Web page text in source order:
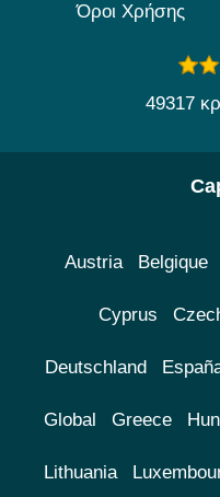
Όροι Χρήσης
49317
Austria Belgique
Cyprus
Deutschland
Global Greece
Lithuania